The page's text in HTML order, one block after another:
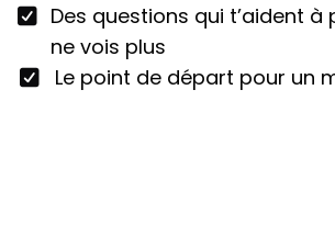
Des questions qui t’aident
ne vois plus
Le point de départ pour un